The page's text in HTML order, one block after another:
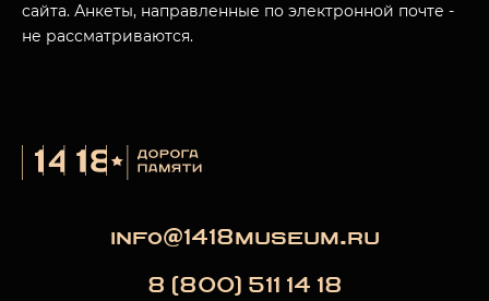
сайта. Анкеты, направленные по электронной почте -
не рассматриваются.
info@1418museum.ru
8 (800) 511 14 18